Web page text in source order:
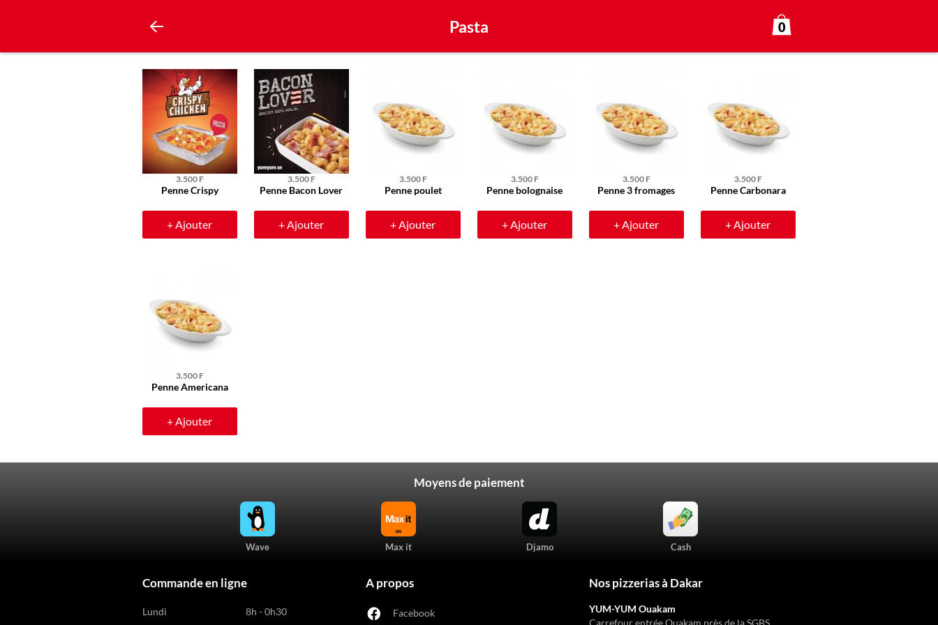
Pasta 0
3.500 F
Penne Crispy
+ Ajouter
3.500 F
Penne Bacon Lover
+ Ajouter
3.500 F
Penne poulet
+ Ajouter
3.500 F
Penne bolognaise
+ Ajouter
3.500 F
Penne 3 fromages
+ Ajouter
3.500 F
Penne Carbonara
+ Ajouter
3.500 F
Penne Americana
+ Ajouter
Moyens de paiement
Wave Max it Djamo Cash
Commande en ligne
Lundi 8h - 0h30
A propos
Facebook
Nos pizzerias à Dakar
YUM-YUM Ouakam
Carrefour entrée Ouakam près de la SGBS